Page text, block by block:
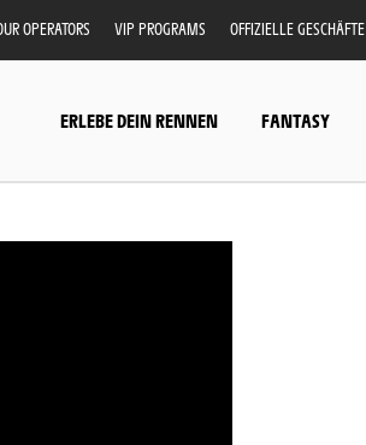
OPERATORS VIP PROGRAMS OFFIZIELLE GESCHÄFTE
ERLEBE DEIN RENNEN FANTASY